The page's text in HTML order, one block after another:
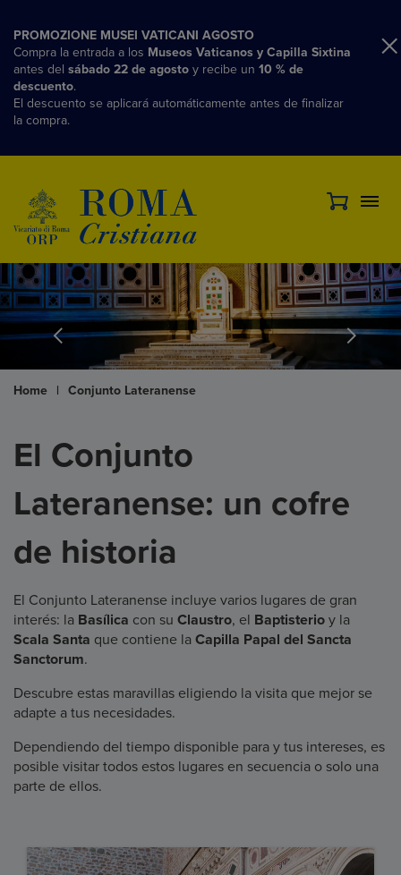
PROMOZIONE MUSEI VATICANI AGOSTO
Compra la entrada a los Museos Vaticanos y Capilla Sixtina
antes del sábado 22 de agosto y recibe un 10 % de
descuento.
El descuento se aplicará automáticamente antes de finalizar
la compra.
Home | Conjunto Lateranense
El Conjunto
Lateranense: un cofre
de historia
El Conjunto Lateranense incluye varios lugares de gran
interés: la Basílica con su Claustro, el Baptisterio y la
Scala Santa que contiene la Capilla Papal del Sancta
Sanctorum.
Descubre estas maravillas eligiendo la visita que mejor se
adapte a tus necesidades.
Dependiendo del tiempo disponible para y tus intereses, es
posible visitar todos estos lugares en secuencia o solo una
parte de ellos.